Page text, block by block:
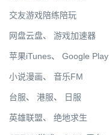
交友游戏陪练陪玩
网盘云盘、 游戏加速器
苹果iTunes、 Google Play
小说漫画、 音乐FM
台服、 港服、 日服
英雄联盟、 绝地求生